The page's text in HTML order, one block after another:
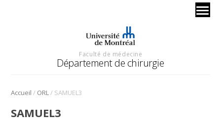
Faculté de médecine
Département de chirurgie
Accueil / ORL/ SAMUEL3
SAMUEL3